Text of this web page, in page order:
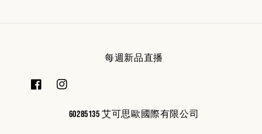
每週新品直播
60285135 艾可思歐國際有限公司